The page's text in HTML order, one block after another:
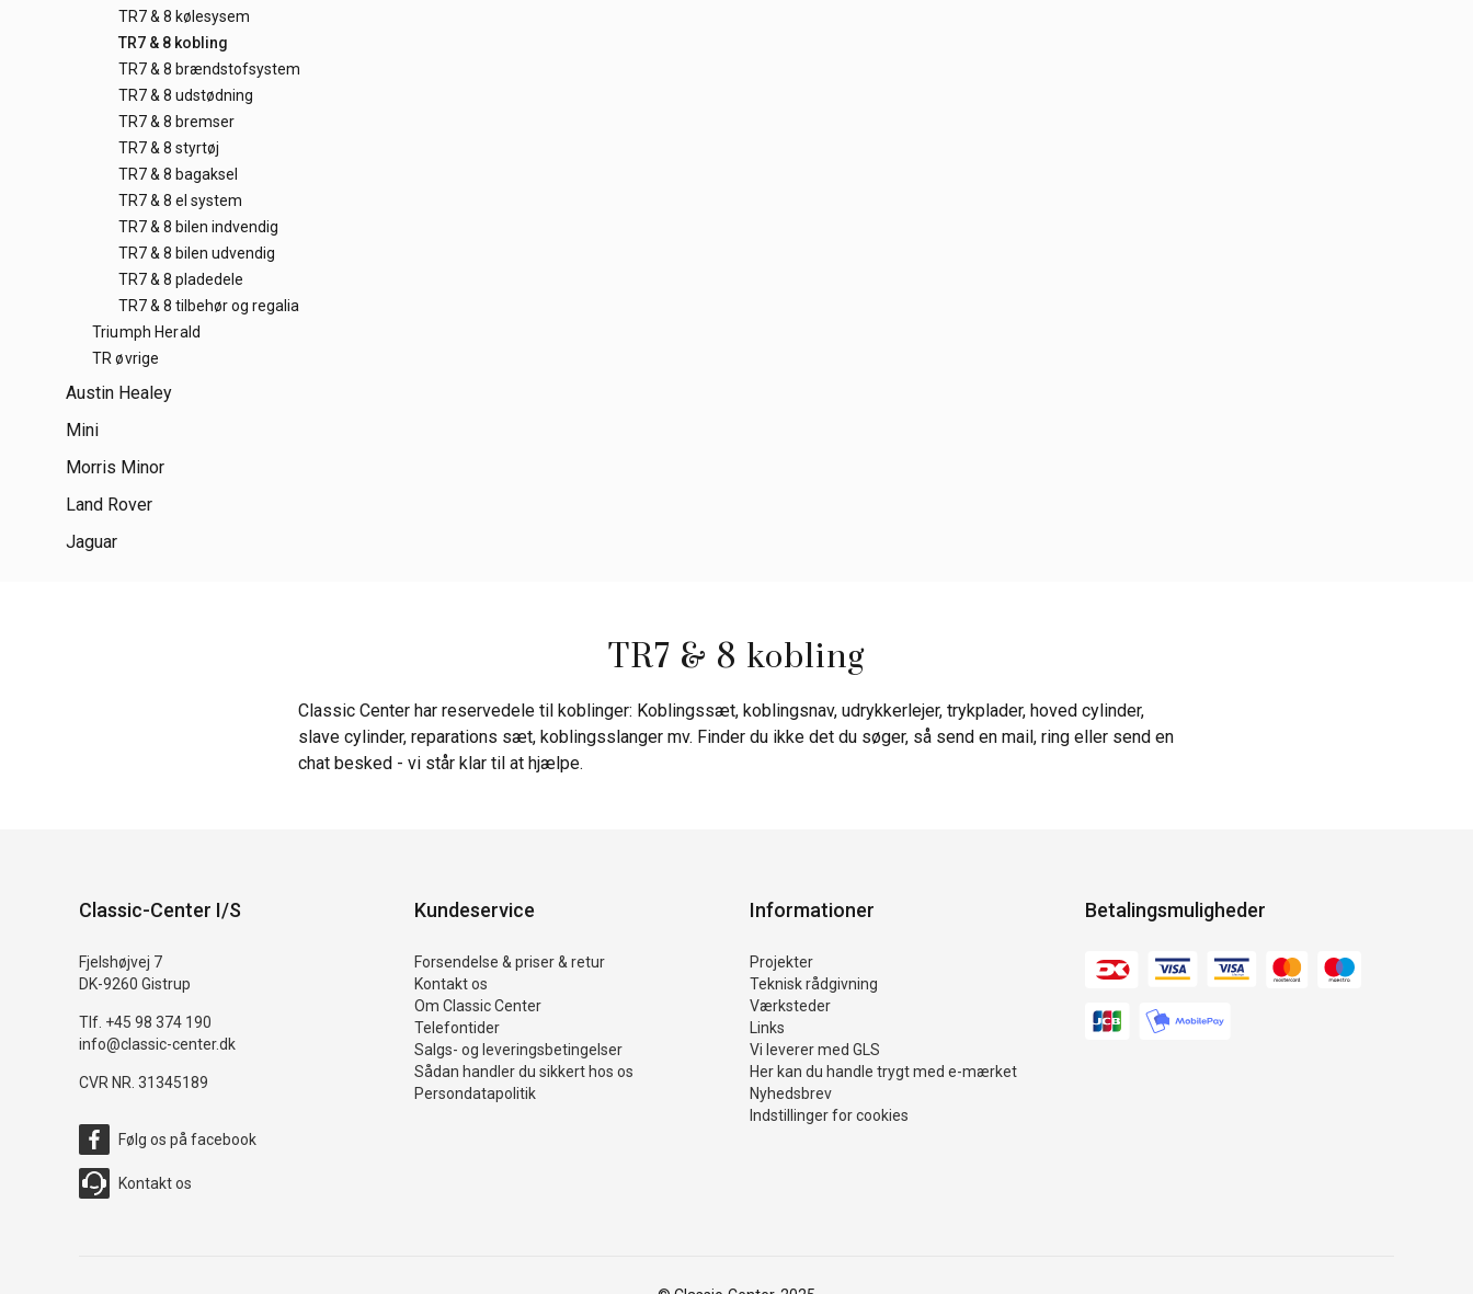
TR7 & 8 kølesysem
TR7 & 8 kobling
TR7 & 8 brændstofsystem
TR7 & 8 udstødning
TR7 & 8 bremser
TR7 & 8 styrtøj
TR7 & 8 bagaksel
TR7 & 8 el system
TR7 & 8 bilen indvendig
TR7 & 8 bilen udvendig
TR7 & 8 pladedele
TR7 & 8 tilbehør og regalia
Triumph Herald
TR øvrige
Austin Healey
Mini
Morris Minor
Land Rover
Jaguar
TR7 & 8 kobling
Classic Center har reservedele til koblinger: Koblingssæt, koblingsnav, udrykkerlejer, trykplader, hoved cylinder,
slave cylinder, reparations sæt, koblingsslanger mv. Finder du ikke det du søger, så send en mail, ring eller send en
chat besked - vi står klar til at hjælpe.
Classic-Center I/S
Fjelshøjvej 7
DK-9260 Gistrup
Tlf. +45 98 374 190
info@classic-center.dk
CVR NR. 31345189
Følg os på facebook
Kontakt os
Kundeservice
Forsendelse & priser & retur
Kontakt os
Om Classic Center
Telefontider
Salgs- og leveringsbetingelser
Sådan handler du sikkert hos os
Persondatapolitik
Informationer
Projekter
Teknisk rådgivning
Værksteder
Links
Vi leverer med GLS
Her kan du handle trygt med e-mærket
Nyhedsbrev
Indstillinger for cookies
Betalingsmuligheder